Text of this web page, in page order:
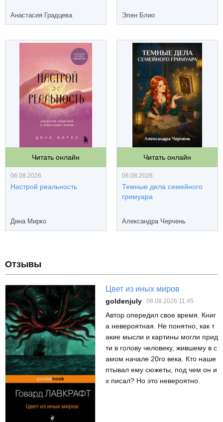
Анастасия Градцева Элен Блио
Читать онлайн
06.08.2026
Настрой реальность
Дина Мирко
Читать онлайн
06.08.2026
Темные дела семейного
гримуара
Александра Черчень
Отзывы
Цвет из иных миров
goldenjuly 08.08.2026 11:45
Автор опередил свое время. Книг
а невероятная. Не понятно, как т
акие мысли и картины могли прид
ти в голову человеку, жившему в с
амом начале 20го века. Кто наше
птывал ему сюжеты, под чем он и
х писал? Но это невероятно.